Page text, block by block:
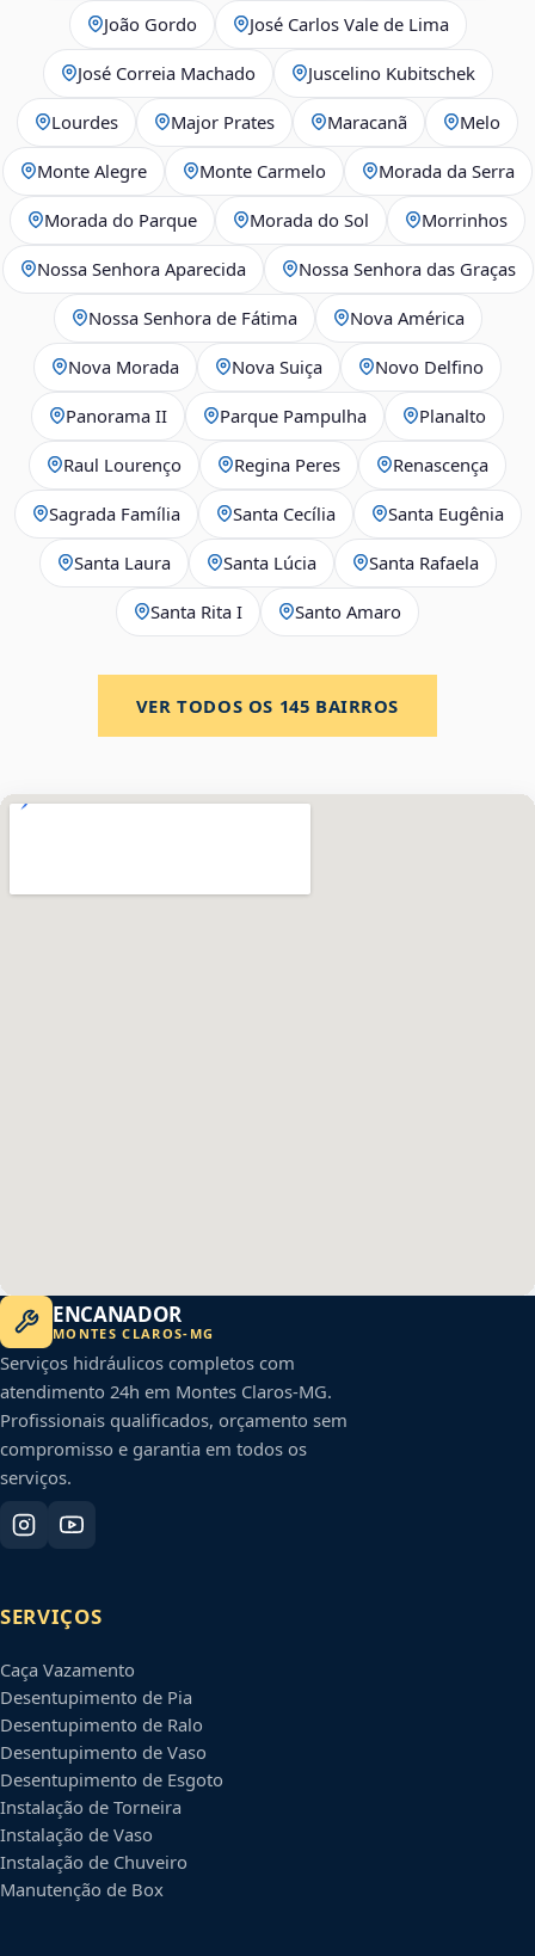
João Gordo José Carlos Vale de Lima
José Correia Machado Juscelino Kubitschek
Lourdes Major Prates Maracanã Melo
Monte Alegre Monte Carmelo Morada da Serra
Morada do Parque Morada do Sol Morrinhos
Nossa Senhora Aparecida Nossa Senhora das Graças
Nossa Senhora de Fátima Nova América
Nova Morada Nova Suiça Novo Delfino
Panorama II Parque Pampulha Planalto
Raul Lourenço Regina Peres Renascença
Sagrada Família Santa Cecília Santa Eugênia
Santa Laura Santa Lúcia Santa Rafaela
Santa Rita I Santo Amaro
VER TODOS OS 145 BAIRROS
ENCANADOR
MONTES CLAROS- MG
Serviços hidráulicos completos com
atendimento 24h em Montes Claros-MG.
Profissionais qualificados, orçamento sem
compromisso e garantia em todos os
serviços.
SERVIÇOS
Caça Vazamento
Desentupimento de Pia
Desentupimento de Ralo
Desentupimento de Vaso
Desentupimento de Esgoto
Instalação de Torneira
Instalação de Vaso
Instalação de Chuveiro
Manutenção de Box